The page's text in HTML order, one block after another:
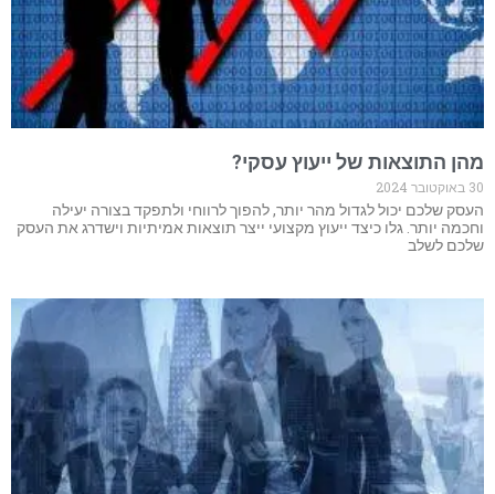
מהן התוצאות של ייעוץ עסקי?
30 באוקטובר 2024
העסק שלכם יכול לגדול מהר יותר, להפוך לרווחי ולתפקד בצורה יעילה
וחכמה יותר. גלו כיצד ייעוץ מקצועי ייצר תוצאות אמיתיות וישדרג את העסק
שלכם לשלב